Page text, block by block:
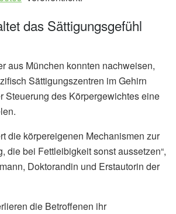
das Sättigungsgefühl
aus München konnten nachweisen,
Sättigungszentren im Gehirn
Steuerung des Körpergewichtes eine
die körpereigenen Mechanismen zur
die bei Fettleibigkeit sonst aussetzen“,
Doktorandin und Erstautorin der
die Betroffenen ihr